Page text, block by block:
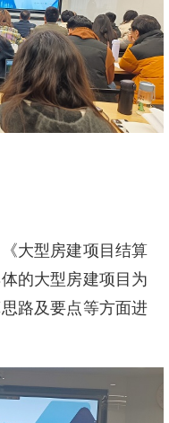
大型房建项目结算
的大型房建项目为
路及要点等方面进